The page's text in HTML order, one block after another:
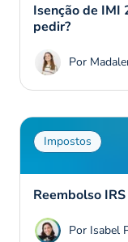
Isenção de IMI
pedir?
Por
Impostos
Reembolso
Por Isabel